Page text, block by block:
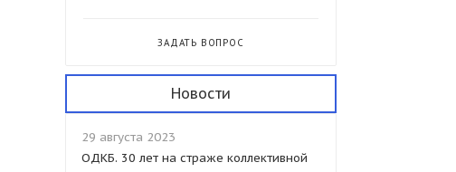
ЗАДАТЬ ВОПРОС
Новости
29 августа 2023
ОДКБ. 30 лет на страже коллективной